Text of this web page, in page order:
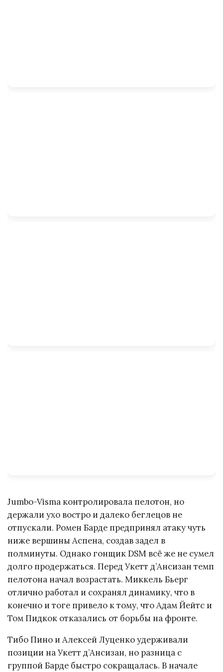
Jumbo-Visma контролировала пелотон, но
держали ухо востро и далеко беглецов не
отпускали. Ромен Барде предпринял атаку чуть
ниже вершины Аспена, создав задел в
полминуты. Однако гонщик DSM всё же не сумел
долго продержаться. Перед Укетт д’Ансизан темп
пелотона начал возрастать. Миккель Бьерг
отлично работал и сохранял динамику, что в
конечно и тоге привело к тому, что Адам Йейтс и
Том Пидкок отказались от борьбы на фронте.
Тибо Пино и Алексей Луценко удерживали
позиции на Укетт д’Ансизан, но разница с
группой Барде быстро сокращалась. В начале